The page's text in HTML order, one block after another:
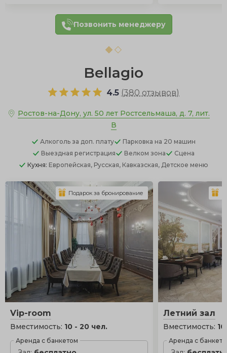
Позвонить менеджеру
Bellagio
4.5 (380 отзывов)
Ростов-на-Дону, ул. 50 лет Ростсельмаша, д. 7, лит.
В
Алкоголь за доп. плату Парковка на 20 машин
Выездная регистрация
Велком зона
Сцена
Кухня: Европейская, Русская, Кавказская, Детское меню
Vip-room
Вместимость: 10 - 20 чел.
Аренда с банкетом
Подарок за бронирование
Летний зал
Вместимость:
Аренда с